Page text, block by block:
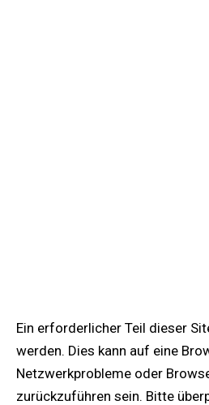
Ein erforderlicher Teil dieser
werden. Dies kann auf eine
Netzwerkprobleme oder
zurückzuführen sein. Bitte